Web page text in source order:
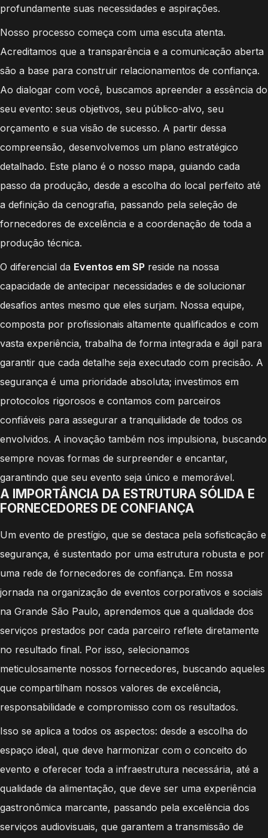
profundamente suas necessidades e aspirações.
Nosso processo começa com uma escuta atenta.
Acreditamos que a transparência e a comunicação aberta
são a base para construir relacionamentos de confiança.
Ao dialogar com você, buscamos apreender a essência do
seu evento: seus objetivos, seu público-alvo, seu
orçamento e sua visão de sucesso. A partir dessa
compreensão, desenvolvemos um plano estratégico
detalhado. Este plano é o nosso mapa, guiando cada
passo da produção, desde a escolha do local perfeito até
a definição da cenografia, passando pela seleção de
fornecedores de excelência e a coordenação de toda a
produção técnica.
O diferencial da Eventos em SP reside na nossa
capacidade de antecipar necessidades e de solucionar
desafios antes mesmo que eles surjam. Nossa equipe,
composta por profissionais altamente qualificados e com
vasta experiência, trabalha de forma integrada e ágil para
garantir que cada detalhe seja executado com precisão. A
segurança é uma prioridade absoluta; investimos em
protocolos rigorosos e contamos com parceiros
confiáveis para assegurar a tranquilidade de todos os
envolvidos. A inovação também nos impulsiona, buscando
sempre novas formas de surpreender e encantar,
garantindo que seu evento seja único e memorável.
A IMPORTÂNCIA DA ESTRUTURA SÓLIDA E
FORNECEDORES DE CONFIANÇA
Um evento de prestígio, que se destaca pela sofisticação e
segurança, é sustentado por uma estrutura robusta e por
uma rede de fornecedores de confiança. Em nossa
jornada na organização de eventos corporativos e sociais
na Grande São Paulo, aprendemos que a qualidade dos
serviços prestados por cada parceiro reflete diretamente
no resultado final. Por isso, selecionamos
meticulosamente nossos fornecedores, buscando aqueles
que compartilham nossos valores de excelência,
responsabilidade e compromisso com os resultados.
Isso se aplica a todos os aspectos: desde a escolha do
espaço ideal, que deve harmonizar com o conceito do
evento e oferecer toda a infraestrutura necessária, até a
qualidade da alimentação, que deve ser uma experiência
gastronômica marcante, passando pela excelência dos
serviços audiovisuais, que garantem a transmissão de